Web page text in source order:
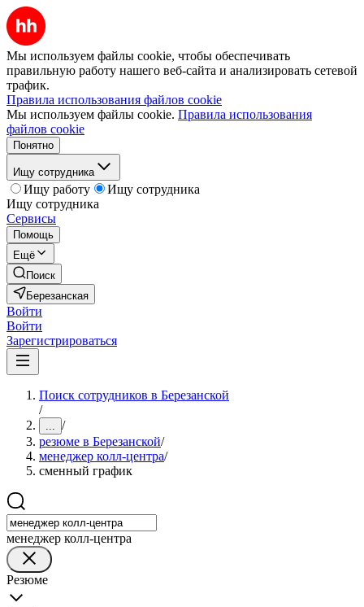
Мы используем файлы cookie, чтобы обеспечивать
правильную работу нашего веб-сайта и анализировать сетевой
трафик.
Правила использования файлов cookie
Мы используем файлы cookie. Правила использования
файлов cookie
Понятно
Ищу сотрудника
Ищу работу
Ищу сотрудника
Ищу сотрудника
Сервисы
Помощь
Ещё
Поиск
Березанская
Войти
Войти
Зарегистрироваться
Поиск сотрудников в Березанской
/
... /
резюме в Березанской/
менеджер колл-центра/
сменный график
менеджер колл-центра
Резюме